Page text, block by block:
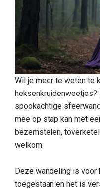
Een boeiende
Een blik op de vondsten
Boek Verborgen Parel
Praktische info
Onthaalpoorten
Speelzone
Honden
Slapen
Wil je meer te weten te
heksenkruidenweetjes?
spookachtige
mee op stap kan met
bezemstelen,
welkom.
Deze wandeling is voor
toegestaan en het is